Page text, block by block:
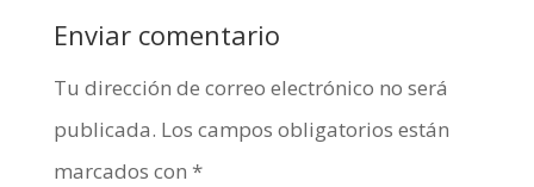
Enviar comentario
Tu dirección de correo electrónico no será
publicada. Los campos obligatorios están
marcados con *